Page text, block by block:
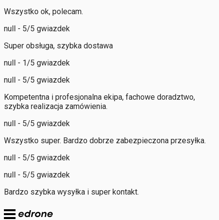
Wszystko ok, polecam.
null - 5/5 gwiazdek
Super obsługa, szybka dostawa
null - 1/5 gwiazdek
null - 5/5 gwiazdek
Kompetentna i profesjonalna ekipa, fachowe doradztwo,
szybka realizacja zamówienia.
null - 5/5 gwiazdek
Wszystko super. Bardzo dobrze zabezpieczona przesyłka.
null - 5/5 gwiazdek
null - 5/5 gwiazdek
Bardzo szybka wysyłka i super kontakt.